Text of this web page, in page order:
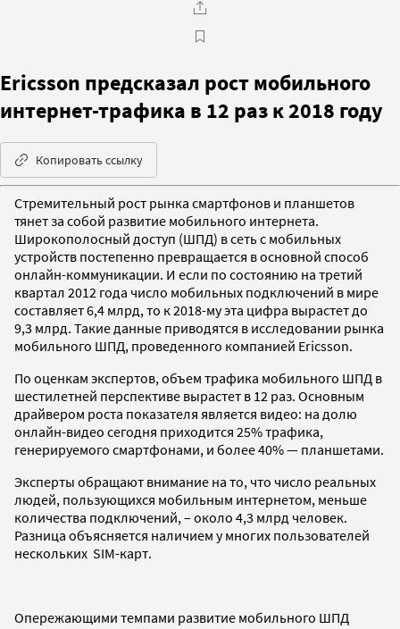
Ericsson предсказал рост мобильного
интернет-трафика в 12 раз к 2018 году
Копировать ссылку
Стремительный рост рынка смартфонов и планшетов
тянет за собой развитие мобильного интернета.
Широкополосный доступ (ШПД) в сеть с мобильных
устройств постепенно превращается в основной способ
онлайн-коммуникации. И если по состоянию на третий
квартал 2012 года число мобильных подключений в мире
составляет 6,4 млрд, то к 2018-му эта цифра вырастет до
9,3 млрд. Такие данные приводятся в исследовании рынка
мобильного ШПД, проведенного компанией Ericsson.
По оценкам экспертов, объем трафика мобильного ШПД в
шестилетней перспективе вырастет в 12 раз. Основным
драйвером роста показателя является видео: на долю
онлайн-видео сегодня приходится 25% трафика,
генерируемого смартфонами, и более 40% — планшетами.
Эксперты обращают внимание на то, что число реальных
людей, пользующихся мобильным интернетом, меньше
количества подключений, – около 4,3 млрд человек.
Разница объясняется наличием у многих пользователей
нескольких SIM-карт.
Опережающими темпами развитие мобильного ШПД